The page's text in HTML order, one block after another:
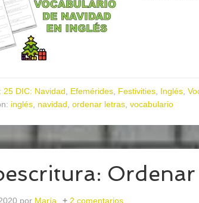
25 DIC: Navidad Efemérides Festivities Inglés
inglés navidad ordenar letras vocabulario
por María 2 comentarios